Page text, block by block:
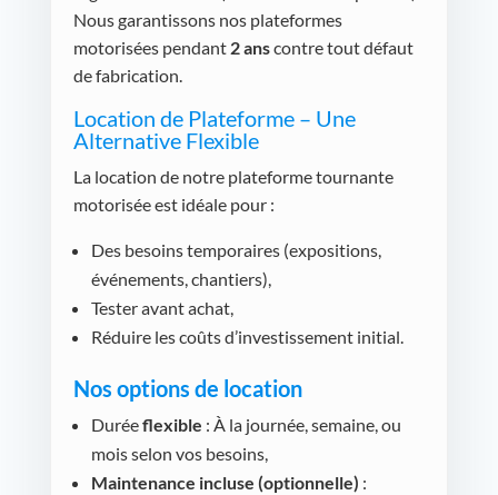
Nous garantissons nos plateformes
motorisées pendant 2 anscontre tout défaut
de fabrication.
Location de Plateforme – Une
Alternative Flexible
La location de notre plateforme tournante
motorisée est idéale pour :
Des besoins temporaires (expositions,
événements, chantiers),
Tester avant achat,
Réduire les coûts d’investissement initial.
Nos options de location
Duréeflexible : À la journée, semaine, ou
mois selon vos besoins,
Maintenance incluse (optionnelle) :